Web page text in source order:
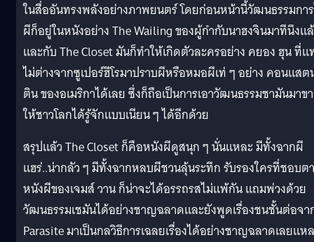
ในสื่ออันทรงพลังอย่างภาพยนตร์ โดยก่อนหน้านี้วัฒนธรรมกา
ผีก็อยู่ในหนังอย่าง The Wailing ของผู้กำกับนาฮงจินมาทีนึงแ
และกับ The Closet มันก็ทำให้เกิดตัวละครอย่าง คยอง ฮุน ที่
ไม่ต่างจากซูเปอร์ฮีโรมาปราบผีหรือหมอผีเท่ ๆ อย่าง คอนแสต
ติน ของอเมริกาได้เลย ซึ่งก็ถือเป็นการเอาวัฒนธรรมชามันมาข
ให้ชาวโลกได้รู้จักแบบเนียน ๆ ได้อีกด้วย
สรุปแล้ว The Closet ก็คือหนังผีดูสนุก ๆ นั่นแหละ มีทั้งฉากผี
แฮร่..น่ากลัว ๆ มีทั้งฉากหลบผีชวนลุ้นระทึก รับรองใครที่ชอบต
หนังผีของเจมส์ วาน ก็น่าจะได้อรรถรสไม่แพ้กัน แถมพ่วงด้วย
วัฒนธรรมเชมันได้อย่างชาญฉลาดและยังพูดเรื่องชนชั้นต่อจา
Parasite มาเป็นกลวิธีการเฉลยเรื่องได้อย่างชาญฉลาดเลยแห